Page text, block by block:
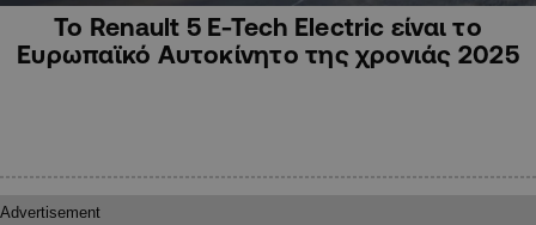
Το Renault 5 E-Tech Electric είναι το
Eυρωπαϊκό Αυτοκίνητο της χρονιάς 2025